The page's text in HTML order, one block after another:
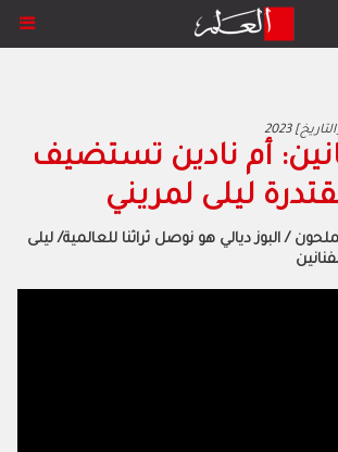
أم نادين تستضيف
ليلى لمريني
/ البوز ديالي هو نوصل ثراثنا للعالمية/ ليلى